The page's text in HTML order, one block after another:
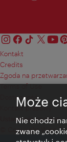
Kontakt
Credits
Zgoda na
Terms of Use
Dostępność
Kontakt prasowy
Ustawienia cookies
© Copyright Wien
Może
Nie chodzi
zwane